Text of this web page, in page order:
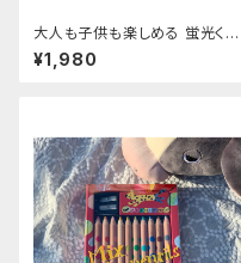
大人も子供も楽しめる 蛍光くれ
よん10色
¥1,980